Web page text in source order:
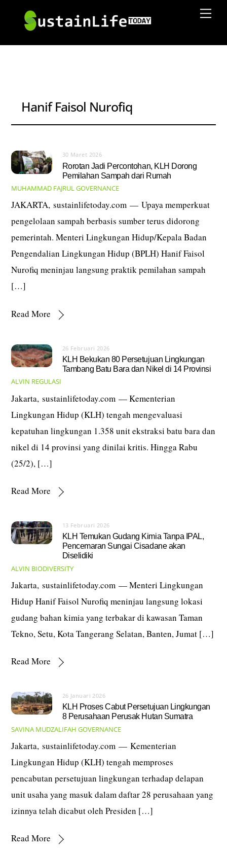
content
Hanif Faisol Nurofiq
30 Maret 2026
Rorotan Jadi Percontohan, KLH Dorong
Pemilahan Sampah dari Rumah
MUHAMMAD FAJRUL GOVERNANCE
JAKARTA, sustainlifetoday.com — Upaya memperkuat
pengelolaan sampah berbasis sumber terus didorong
pemerintah. Menteri Lingkungan Hidup/Kepala Badan
Pengendalian Lingkungan Hidup (BPLH) Hanif Faisol
Nurofiq meninjau langsung praktik pemilahan sampah
[…]
Read More
26 Februari 2026
KLH Bekukan 80 Persetujuan Lingkungan
Tambang Batu Bara dan Nikel di 14 Provinsi
ALVIN REGULASI
Jakarta, sustainlifetoday.com — Kementerian
Lingkungan Hidup (KLH) tengah mengevaluasi
kepatuhan lingkungan 1.358 unit ekstraksi batu bara dan
nikel di 14 provinsi yang dinilai kritis. Hingga Rabu
(25/2), […]
Read More
13 Februari 2026
KLH Temukan Gudang Kimia Tanpa IPAL,
Pencemaran Sungai Cisadane akan
Diselidiki
ALVIN BIODIVERSITY
Jakarta, sustainlifetoday.com — Menteri Lingkungan
Hidup Hanif Faisol Nurofiq meninjau langsung lokasi
gudang bahan kimia yang terbakar di kawasan Taman
Tekno, Setu, Kota Tangerang Selatan, Banten, Jumat […]
Read More
26 Januari 2026
KLH Proses Cabut Persetujuan Lingkungan
8 Perusahaan Perusak Hutan Sumatra
SAVINA MUDZALIFAH GOVERNANCE
Jakarta, sustainlifetoday.com — Kementerian
Lingkungan Hidup (KLH) tengah memproses
pencabutan persetujuan lingkungan terhadap delapan
unit usaha yang masuk dalam daftar 28 perusahaan yang
izinnya telah dicabut oleh Presiden […]
Read More